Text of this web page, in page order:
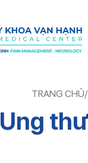
TRANG CHỦ/
Ung